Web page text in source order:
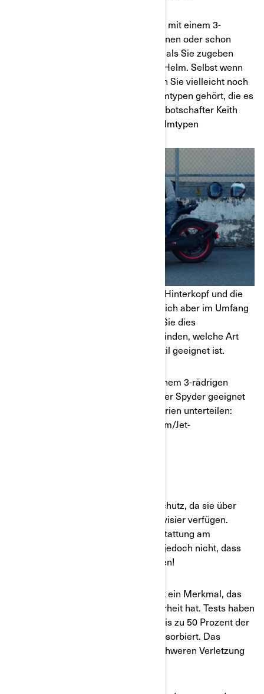
Unabhängig davon, ob Sie Ihre Reise mit einem 3-
rädrigen Fahrzeug gerade erst beginnen oder schon
mehr Kilometer zurückgelegt haben, als Sie zugeben
möchten, brauchen Sie einen guten Helm. Selbst wenn
Sie ein erfahrener Fahrer sind, haben Sie vielleicht noch
nicht von all den verschiedenen Helmtypen gehört, die es
gibt. Wir haben mit unserem Markenbotschafter Keith
Hammer über die verschiedenen Helmtypen
Sie alle schützen die Oberseite, den Hinterkopf und die
Seiten Ihres Kopfes, unterscheiden sich aber im Umfang
des Schutzes für Ihr Gesicht. Wenn Sie dies
berücksichtigen, können Sie herausfinden, welche Art
von Helm am besten für Ihren Fahrstil geeignet ist.
Die Helme, die für das Fahren mit einem 3-rädrigen
Fahrzeug wie dem Can-Am Ryker oder Spyder geeignet
sind, lassen sich in vier Hauptkategorien unterteilen:
Integralhelm/Crossover/Modularhelm/Jet-
Integralhelme bieten den meisten Schutz, da sie über
einen festen Kinnschutz und ein Vollvisier verfügen.
Daher sind sie in Bezug auf die Ausstattung am
wenigsten anpassbar. Das bedeutet jedoch nicht, dass
Sie sie nicht optisch anpassen können!
Der Kinnschutz der Integralhelme ist ein Merkmal, das
einen großen Einfluss auf Ihre Sicherheit hat. Tests haben
gezeigt, dass ein fester Kinnschutz bis zu 50 Prozent der
Aufprallenergie bei einer Kollision absorbiert. Das
bedeutet, dass er das Risiko einer schweren Verletzung